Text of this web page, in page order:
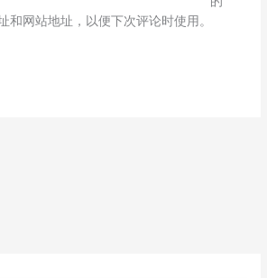
和网站地址，以便下次评论时使用。